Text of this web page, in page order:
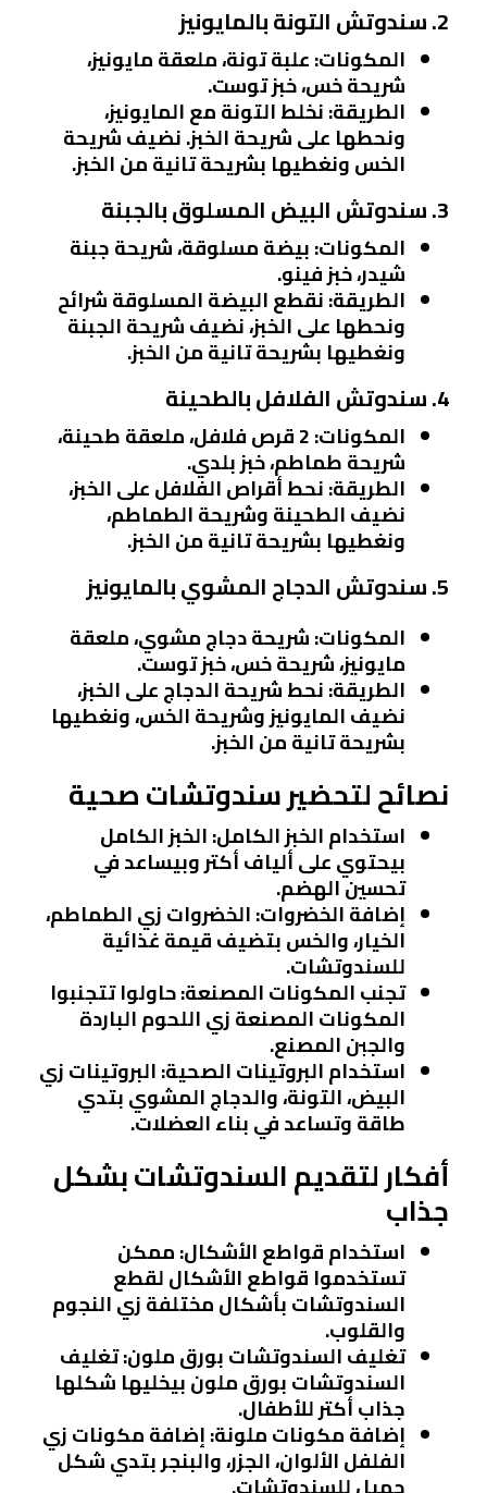
2. سندوتش التونة بالمايونيز
المكونات: علبة تونة، ملعقة مايونيز،
شريحة خس، خبز توست.
الطريقة: نخلط التونة مع المايونيز،
ونحطها على شريحة الخبز. نضيف شريحة
الخس ونغطيها بشريحة تانية من الخبز.
3. سندوتش البيض المسلوق بالجبنة
المكونات: بيضة مسلوقة، شريحة جبنة
شيدر، خبز فينو.
الطريقة: نقطع البيضة المسلوقة شرائح
ونحطها على الخبز، نضيف شريحة الجبنة
ونغطيها بشريحة تانية من الخبز.
4. سندوتش الفلافل بالطحينة
المكونات : 2 قرص فلافل، ملعقة طحينة،
شريحة طماطم، خبز بلدي.
الطريقة: نحط أقراص الفلافل على الخبز،
نضيف الطحينة وشريحة الطماطم،
ونغطيها بشريحة تانية من الخبز.
5. سندوتش الدجاج المشوي بالمايونيز
المكونات: شريحة دجاج مشوي، ملعقة
مايونيز، شريحة خس، خبز توست.
الطريقة: نحط شريحة الدجاج على الخبز،
نضيف المايونيز وشريحة الخس، ونغطيها
بشريحة تانية من الخبز.
نصائح لتحضير سندوتشات صحية
استخدام الخبز الكامل: الخبز الكامل
بيحتوي على ألياف أكتر وبيساعد في
تحسين الهضم.
إضافة الخضروات: الخضروات زي الطماطم،
الخيار، والخس بتضيف قيمة غذائية
للسندوتشات.
تجنب المكونات المصنعة: حاولوا تتجنبوا
المكونات المصنعة زي اللحوم الباردة
والجبن المصنع.
استخدام البروتينات الصحية: البروتينات زي
البيض، التونة، والدجاج المشوي بتدي
طاقة وتساعد في بناء العضلات.
أفكار لتقديم السندوتشات بشكل
جذاب
استخدام قواطع الأشكال: ممكن
تستخدموا قواطع الأشكال لقطع
السندوتشات بأشكال مختلفة زي النجوم
والقلوب.
تغليف السندوتشات بورق ملون: تغليف
السندوتشات بورق ملون بيخليها شكلها
جذاب أكتر للأطفال.
إضافة مكونات ملونة: إضافة مكونات زي
الفلفل الألوان، الجزر، والبنجر بتدي شكل